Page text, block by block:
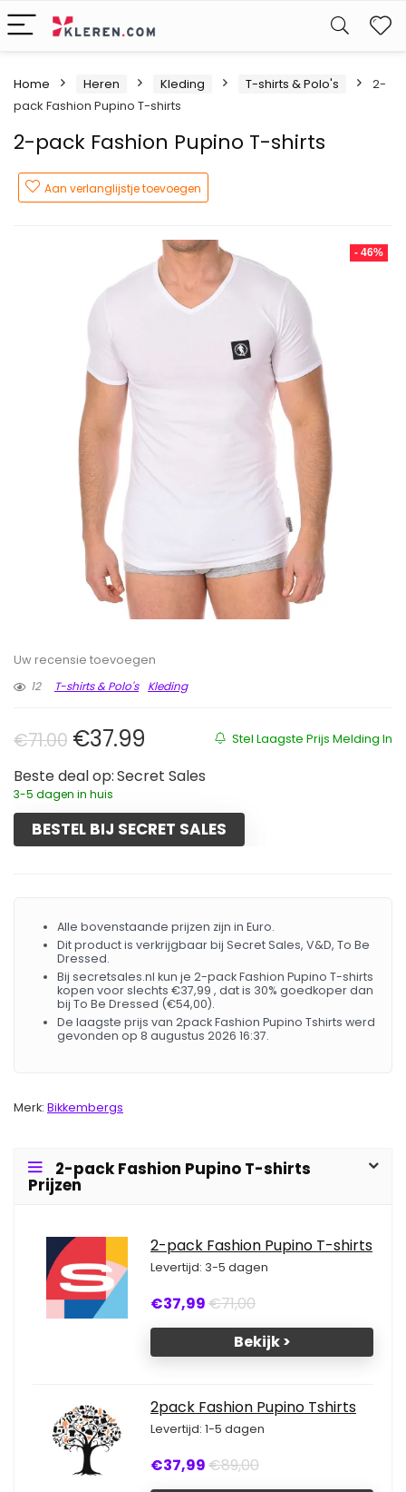
Home Heren Kleding T-shirts & Polo's
2-
pack Fashion Pupino T-shirts
2-pack Fashion Pupino T-shirts
Aan verlanglijstje toevoegen
- 46%
Uw recensie toevoegen
12
T-shirts & Polo's Kleding
Stel Laagste Prijs Melding In
€71.00 Oorspronkelijke prijs was: €71.00.
€37.99 Huidige prijs is: €37.99.
Beste deal op: Secret Sales
3-5 dagen in huis
BESTEL BIJ SECRET SALES
Alle bovenstaande prijzen zijn in Euro.
Dit product is verkrijgbaar bij Secret Sales, V&D, To Be
Dressed.
Bij secretsales.nl kun je 2-pack Fashion Pupino T-shirts
kopen voor slechts €37,99 , dat is 30% goedkoper dan
bij To Be Dressed (€54,00).
De laagste prijs van 2pack Fashion Pupino Tshirts werd
gevonden op 8 augustus 2026 16:37.
Merk: Bikkembergs
2-pack Fashion Pupino T-shirts
Prijzen
2-pack Fashion Pupino T-shirts
Levertijd: 3-5 dagen
€37,99€71,00
Bekijk >
2pack Fashion Pupino Tshirts
Levertijd: 1-5 dagen
€37,99€89,00